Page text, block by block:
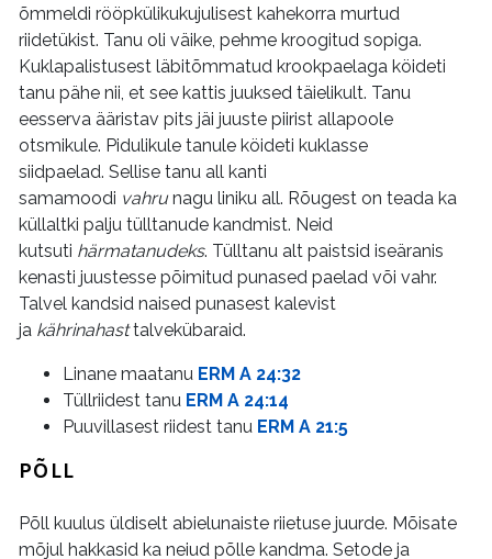
õmmeldi rööpkülikukujulisest kahekorra murtud
riidetükist. Tanu oli väike, pehme kroogitud sopiga.
Kuklapalistusest läbitõmmatud krookpaelaga köideti
tanu pähe nii, et see kattis juuksed täielikult. Tanu
eesserva ääristav pits jäi juuste piirist allapoole
otsmikule. Pidulikule tanule köideti kuklasse
siidpaelad. Sellise tanu all kanti
samamoodi vahrunagu liniku all. Rõugest on teada ka
küllaltki palju tülltanude kandmist. Neid
kutsuti härmatanudeks. Tülltanu alt paistsid iseäranis
kenasti juustesse põimitud punased paelad või vahr.
Talvel kandsid naised punasest kalevist
ja kährinahasttalvekübaraid.
Linane maatanu ERM A 24:32
Tüllriidest tanu ERM A 24:14
Puuvillasest riidest tanu ERM A 21:5
PÕLL
Põll kuulus üldiselt abielunaiste riietuse juurde. Mõisate
mõjul hakkasid ka neiud põlle kandma. Setode ja